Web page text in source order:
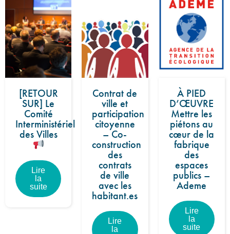
[RETOUR
SUR] Le
Comité
Interministériel
des Villes
Lire
la
suite
Contrat de
ville et
participation
citoyenne
– Co-
construction
des
contrats
de ville
avec les
habitant.es
Lire
la
À PIED
D’ŒUVRE
Mettre les
piétons au
cœur de la
fabrique
des
espaces
publics –
Ademe
Lire
la
suite